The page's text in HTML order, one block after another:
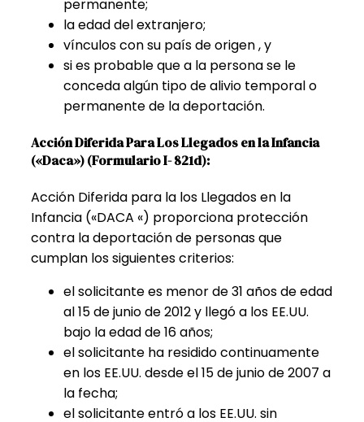
permanente;
la edad del extranjero;
vínculos con su país de origen , y
si es probable que a la persona se le
conceda algún tipo de alivio temporal o
permanente de la deportación.
Acción Diferida Para Los Llegados en la Infancia
(«Daca») (Formulario I- 821d):
Acción Diferida para la los Llegados en la
Infancia («DACA «) proporciona protección
contra la deportación de personas que
cumplan los siguientes criterios:
el solicitante es menor de 31 años de edad
al 15 de junio de 2012 y llegó a los EE.UU.
bajo la edad de 16 años;
el solicitante ha residido continuamente
en los EE.UU. desde el 15 de junio de 2007 a
la fecha;
el solicitante entró a los EE.UU. sin